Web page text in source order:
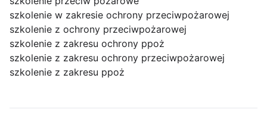
szkolenie w zakresie ochrony przeciwpożarowej
szkolenie z ochrony przeciwpożarowej
szkolenie z zakresu ochrony ppoż
szkolenie z zakresu ochrony przeciwpożarowej
szkolenie z zakresu ppoż